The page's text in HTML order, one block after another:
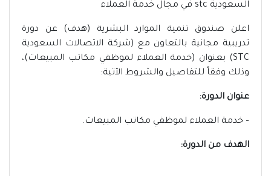
السعودية stc في مجال خدمة العملاء
اعلن صندوق تنمية الموارد البشرية (هدف) عن دورة
تدريبية مجانية بالتعاون مع (شركة الاتصالات السعودية
STC) بعنوان (خدمة العملاء لموظفي مكاتب المبيعات)،
وذلك وفقاً للتفاصيل والشروط الآتية:
عنوان الدورة:
– خدمة العملاء لموظفي مكاتب المبيعات.
الهدف من الدورة: